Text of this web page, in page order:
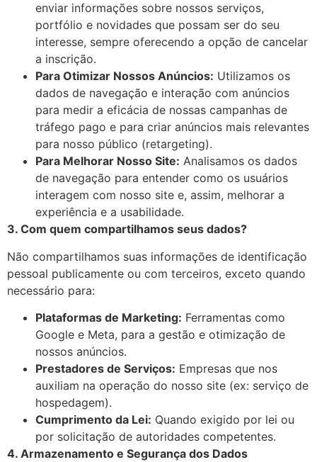
enviar informações sobre nossos serviços,
portfólio e novidades que possam ser do seu
interesse, sempre oferecendo a opção de cancelar
a inscrição.
Para Otimizar Nossos Anúncios: Utilizamos os
dados de navegação e interação com anúncios
para medir a eficácia de nossas campanhas de
tráfego pago e para criar anúncios mais relevantes
para nosso público (retargeting).
Para Melhorar Nosso Site: Analisamos os dados
de navegação para entender como os usuários
interagem com nosso site e, assim, melhorar a
experiência e a usabilidade.
3. Com quem compartilhamos seus dados?
Não compartilhamos suas informações de identificação
pessoal publicamente ou com terceiros, exceto quando
necessário para:
Plataformas de Marketing: Ferramentas como
Google e Meta, para a gestão e otimização de
nossos anúncios.
Prestadores de Serviços: Empresas que nos
auxiliam na operação do nosso site (ex: serviço de
hospedagem).
Cumprimento da Lei: Quando exigido por lei ou
por solicitação de autoridades competentes.
4. Armazenamento e Segurança dos Dados